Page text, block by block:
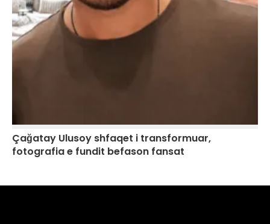
Çağatay Ulusoy shfaqet i transformuar,
fotografia e fundit befason fansat